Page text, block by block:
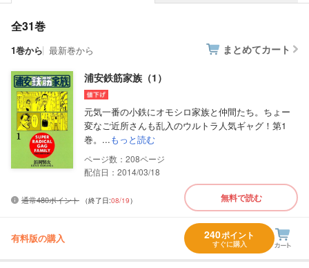
全31巻
1巻から 最新巻から まとめてカート
浦安鉄筋家族（1）
元気一番の小鉄にオモシロ家族と仲間たち。ちょー
変なご近所さんも乱入のウルトラ人気ギャグ！第1
巻。...もっと読む
208
配信日：2014/03/18
通常480ポイント （終了日:08/19） 無料で読む
有料版の購入 240ポイント
すぐに購入